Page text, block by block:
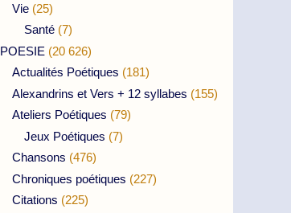
Vie (25)
Santé (7)
POESIE (20 626)
Actualités Poétiques (181)
Alexandrins et Vers + 12 syllabes (155)
Ateliers Poétiques (79)
Jeux Poétiques (7)
Chansons (476)
Chroniques poétiques (227)
Citations (225)